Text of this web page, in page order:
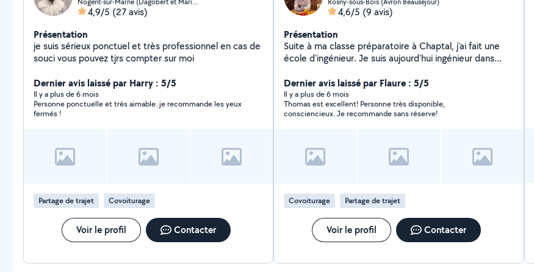
4,9/5 (27 avis)
Présentation
je suis sérieux ponctuel et très professionnel en cas de
souci vous pouvez tjrs compter sur moi
Dernier avis laissé par Harry : 5/5
Il y a plus de 6 mois
Personne ponctuelle et très aimable. je recommande les yeux
fermés !
Partage de trajet Covoiturage
Voir le profil Contacter
4,6/5 (9 avis)
Présentation
Suite à ma classe préparatoire à Chaptal, j'ai fait une
école d'ingénieur. Je suis aujourd'hui ingénieur dans
domicile. Vous pouvez également profiter du service
avance immédiate, permettant de réduire de 50% le
coût des prestations, grâce à notre label Service à la
Personne !
Dernier avis laissé par Flaure : 5/5
Il y a plus de 6 mois
Thomas est excellent! Personne très disponible,
consciencieux. Je recommande sans réserve!
Covoiturage Partage de trajet
Voir le profil Contacter